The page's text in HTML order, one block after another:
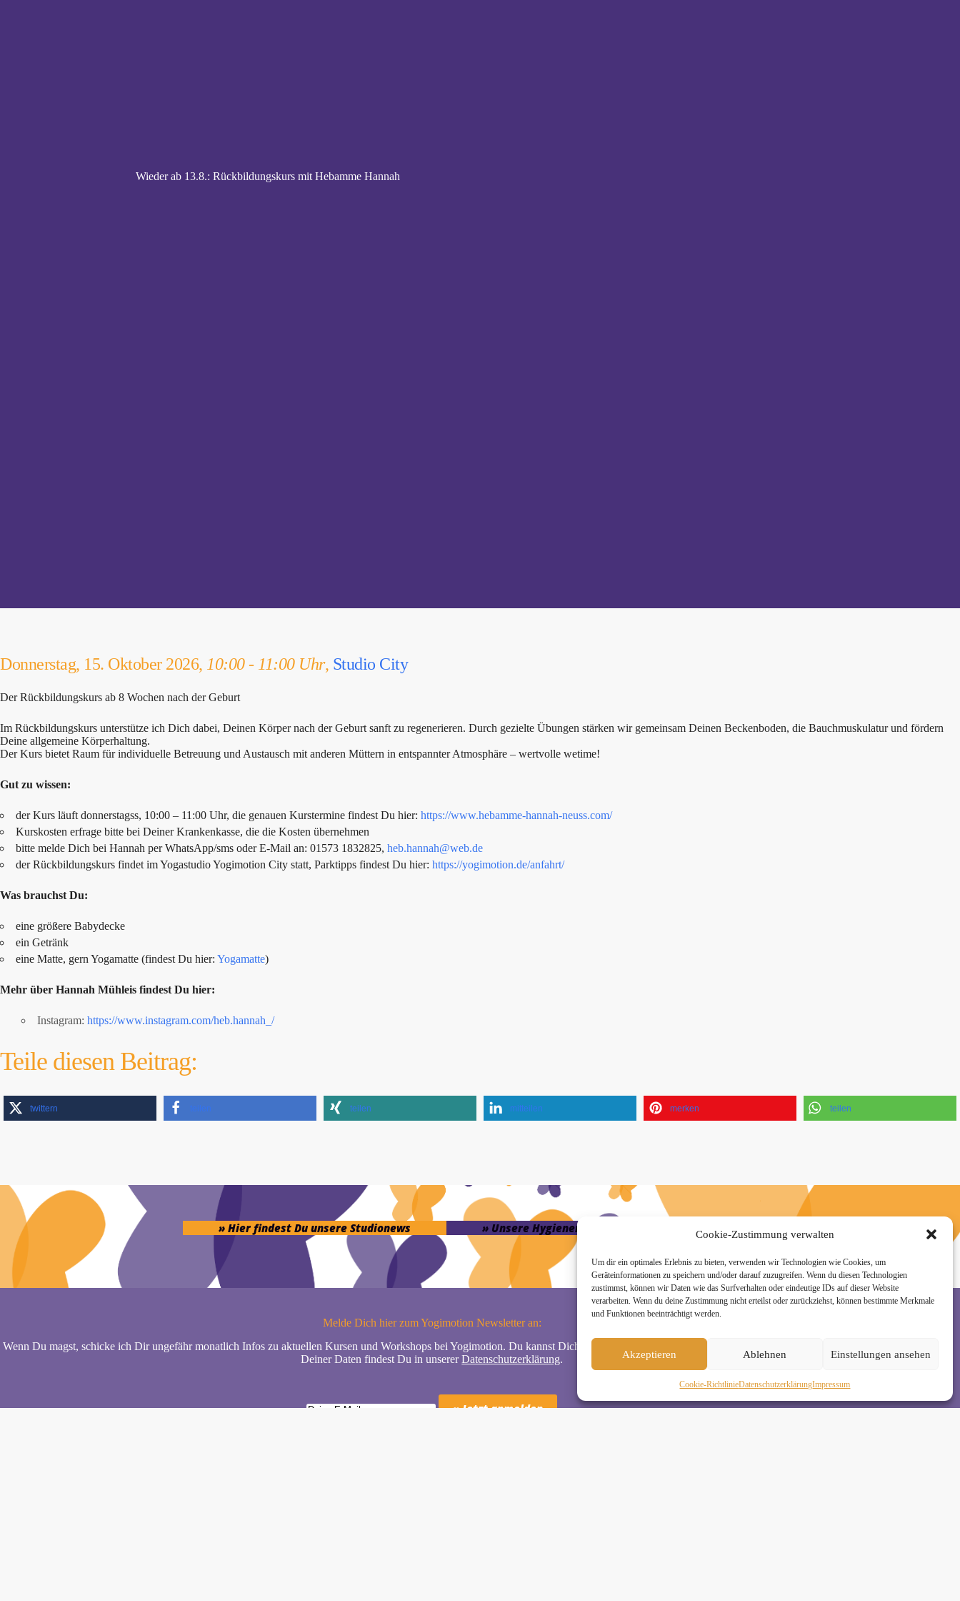
Cookie-Zustimmung verwalten
Um dir ein optimales Erlebnis zu bieten, verwenden wir Technologien wie Cookies, um
Geräteinformationen zu speichern und/oder darauf zuzugreifen. Wenn du diesen Technologien
zustimmst, können wir Daten wie das Surfverhalten oder eindeutige IDs auf dieser Website
verarbeiten. Wenn du deine Zustimmung nicht erteilst oder zurückziehst, können bestimmte Merkmale
und Funktionen beeinträchtigt werden.
Akzeptieren Ablehnen Einstellungen ansehen
Cookie-RichtlinieDaten­schutz­erklä­rungImpressum
Wieder ab 13.8.: Rückbildungskurs mit Hebamme Hannah
Donnerstag, 15. Oktober 2026, 10:00 - 11:00 Uhr, Studio City
Der Rückbildungskurs ab 8 Wochen nach der Geburt
Im Rückbildungskurs unterstütze ich Dich dabei, Deinen Körper nach der Geburt sanft zu regenerieren. Durch gezielte Übungen stärken wir gemeinsam Deinen Beckenboden, die Bauchmuskulatur und fördern
Deine allgemeine Körperhaltung.
Der Kurs bietet Raum für individuelle Betreuung und Austausch mit anderen Müttern in entspannter Atmosphäre – wertvolle wetime!
Gut zu wissen:
der Kurs läuft donnerstagss, 10:00 – 11:00 Uhr, die genauen Kurstermine findest Du hier: https://www.hebamme-hannah-neuss.com/
Kurskosten erfrage bitte bei Deiner Krankenkasse, die die Kosten übernehmen
bitte melde Dich bei Hannah per WhatsApp/sms oder E-Mail an: 01573 1832825, heb.hannah@web.de
der Rückbildungskurs findet im Yogastudio Yogimotion City statt, Parktipps findest Du hier: https://yogimotion.de/anfahrt/
Was brauchst Du:
eine größere Babydecke
ein Getränk
eine Matte, gern Yogamatte (findest Du hier: Yogamatte)
Mehr über Hannah Mühleis findest Du hier:
Instagram: https://www.instagram.com/heb.hannah_/
Teile diesen Beitrag:
twittern teilen teilen mitteilen merken teilen
» Hier findest Du unsere Studionews » Unsere Hygienemassnahmen
Melde Dich hier zum Yogimotion Newsletter an:
Wenn Du magst, schicke ich Dir ungefähr monatlich Infos zu aktuellen Kursen und Workshops bei Yogimotion. Du kannst Dich natürlich jederzeit wieder abmelden. Alle Details zur Nutzung
Deiner Daten findest Du in unsererDatenschutzerklärung.